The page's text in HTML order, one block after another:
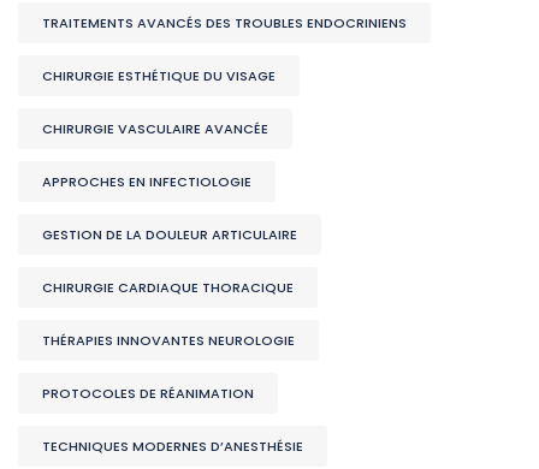
TRAITEMENTS AVANCÉS DES TROUBLES ENDOCRINIENS
CHIRURGIE ESTHÉTIQUE DU VISAGE
CHIRURGIE VASCULAIRE AVANCÉE
APPROCHES EN INFECTIOLOGIE
GESTION DE LA DOULEUR ARTICULAIRE
CHIRURGIE CARDIAQUE THORACIQUE
THÉRAPIES INNOVANTES NEUROLOGIE
PROTOCOLES DE RÉANIMATION
TECHNIQUES MODERNES D’ANESTHÉSIE